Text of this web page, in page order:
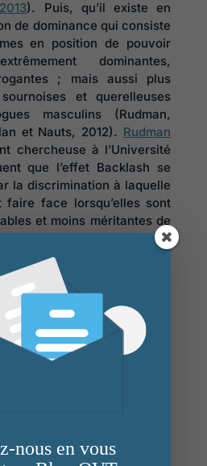
). Puis, qu’il existe en
de dominance qui consiste
en position de pouvoir
dominantes,
; mais aussi plus
et querelleuses
masculins (Rudman,
et Nauts, 2012). Rudman
chercheuse à l’Université
que l’effet Backlash se
la discrimination à laquelle
faire face lorsqu’elles sont
et moins méritantes de
aussi par les inégalités
et femmes.
un obstacle dans
professionnelles des
celles-ci dans un dilemme
entre se faire apprécier en
socialement prescrit ou se
que femme leader.
Blacklash ?
exhibe des compétences
comme masculines,
nous en vous